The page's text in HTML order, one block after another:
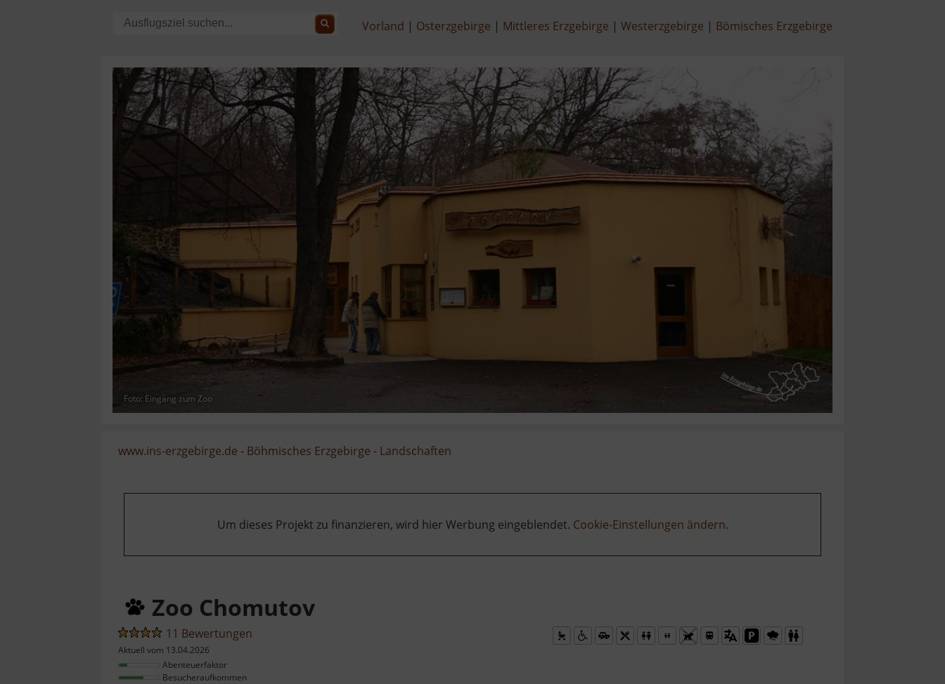
Vorland Osterzgebirge Mittleres Erzgebirge Westerzgebirge Bömisches Erzgebirge
Foto: Eingang zum Zoo
www.ins-erzgebirge.de - Böhmisches Erzgebirge - Landschaften
Um dieses Projekt zu finanzieren, wird hier Werbung eingeblendet. Cookie-Einstellungen ändern.
Zoo Chomutov
11 Bewertungen
Aktuell vom 13.04.2026
Abenteuerfaktor
Besucheraufkommen